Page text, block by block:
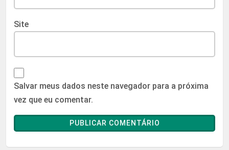
Site
Salvar meus dados neste navegador para a próxima
vez que eu comentar.